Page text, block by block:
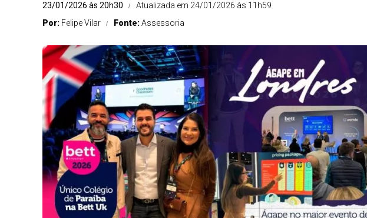
23/01/2026 às 20h30
Atualizada em 24/01/2026 às 11h59
Por: Felipe Vilar Fonte:Assessoria